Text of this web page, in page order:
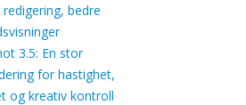
bedre
3.5: En stor
for hastighet,
og kreativ kontroll